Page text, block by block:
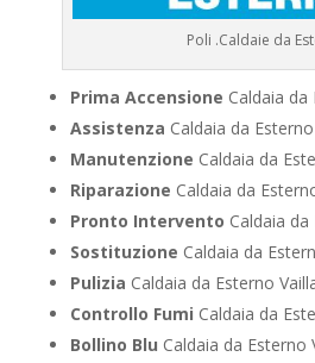
Poli .Caldaie da
Prima Accensione Caldaia da
Assistenza Caldaia da
Manutenzione Caldaia da
Riparazione Caldaia da
Pronto Intervento Caldaia
Sostituzione Caldaia da
Pulizia Caldaia da Esterno
Controllo Fumi Caldaia da
Bollino Blu Caldaia da Esterno